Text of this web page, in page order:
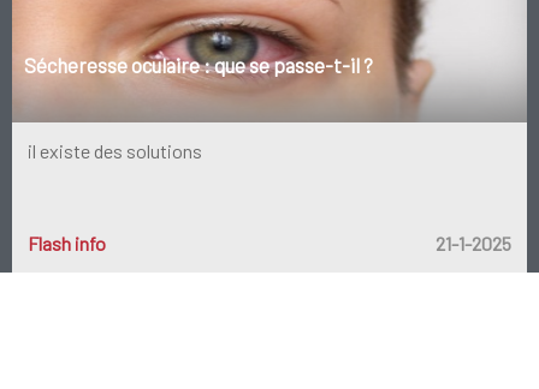
Sécheresse oculaire : que se passe-t-il ?
il existe des solutions
Flash info 21-1-2025